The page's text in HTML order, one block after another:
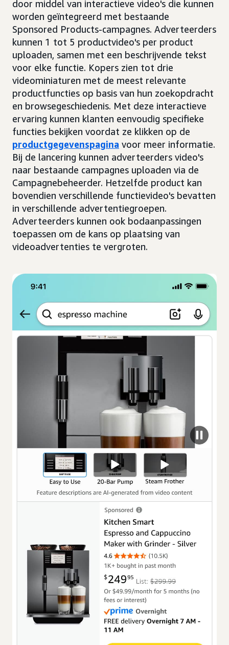
door middel van interactieve video's die kunnen
worden geïntegreerd met bestaande
Sponsored Products-campagnes. Adverteerders
kunnen 1 tot 5 productvideo's per product
uploaden, samen met een beschrijvende tekst
voor elke functie. Kopers zien tot drie
videominiaturen met de meest relevante
productfuncties op basis van hun zoekopdracht
en browsegeschiedenis. Met deze interactieve
ervaring kunnen klanten eenvoudig specifieke
functies bekijken voordat ze klikken op de
productgegevenspagina voor meer informatie.
Bij de lancering kunnen adverteerders video's
naar bestaande campagnes uploaden via de
Campagnebeheerder. Hetzelfde product kan
bovendien verschillende functievideo's bevatten
in verschillende advertentiegroepen.
Adverteerders kunnen ook bodaanpassingen
toepassen om de kans op plaatsing van
videoadvertenties te vergroten.